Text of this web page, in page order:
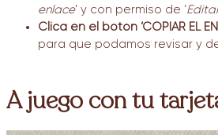
enlace‘ y con permiso de ‘
Clica en el botón ‘COPIAR EL
para que podamos revisar y
A juego con tu